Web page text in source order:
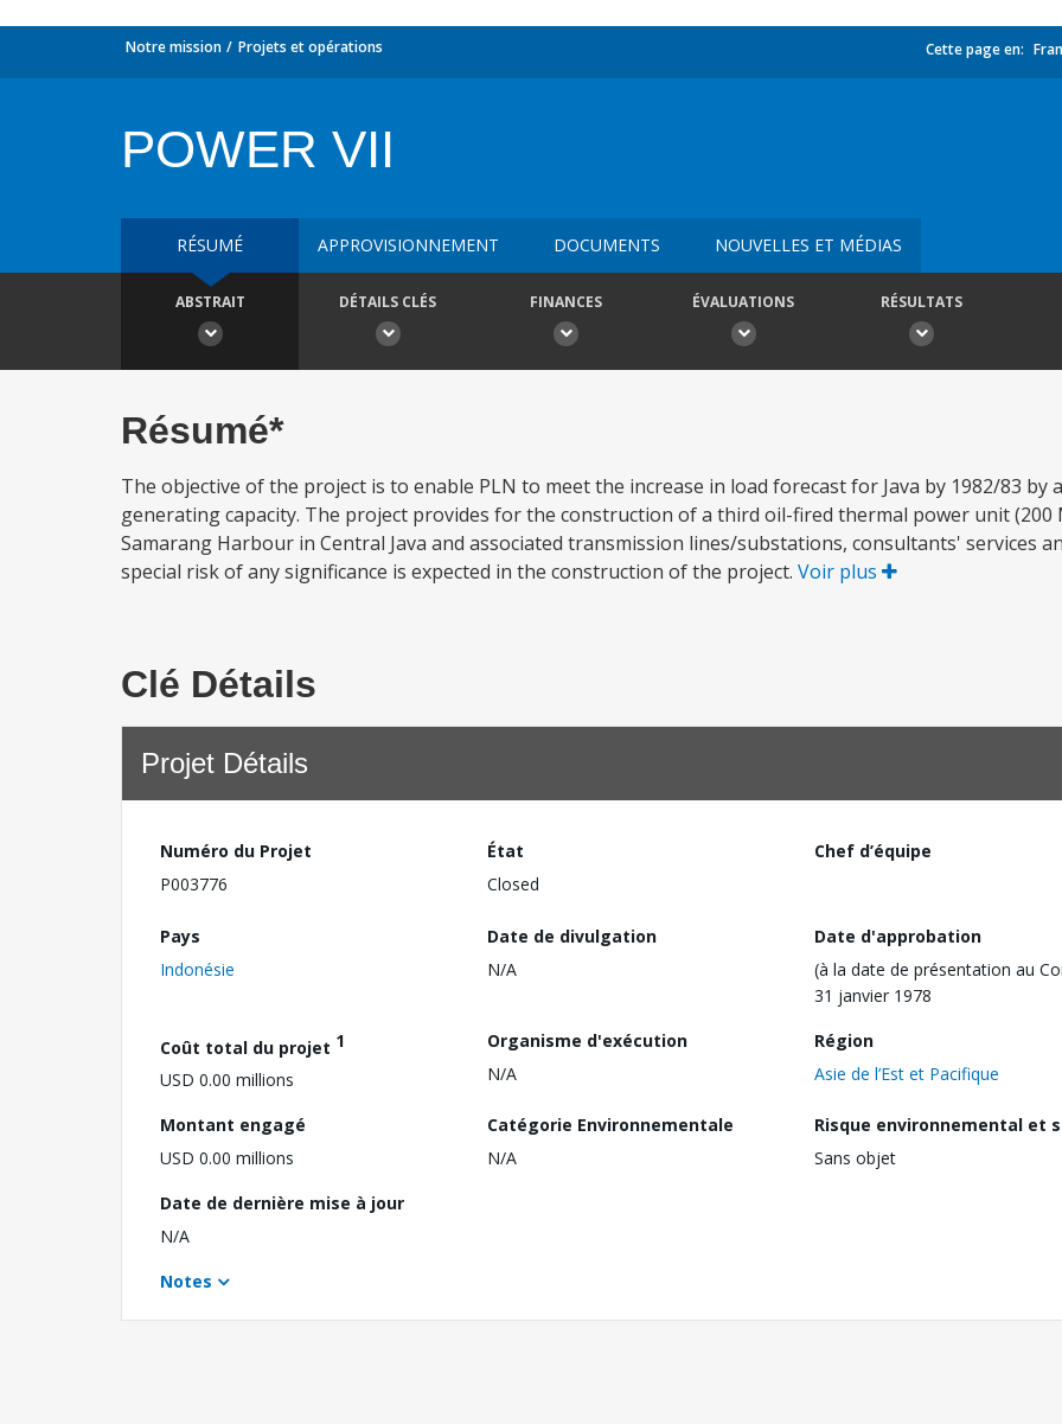
Notre mission Projets et opérations Cette page en:
POWER VII
RÉSUMÉ APPROVISIONNEMENT DOCUMENTS NOUVELLES ET MÉDIAS
ABSTRAIT DÉTAILS CLÉS FINANCES ÉVALUATIONS RÉSULTATS
Résumé*
The objective of the project is to enable PLN to meet the increase in load forecast for Java by 1982/83 by
generating capacity. The project provides for the construction of a third oil-fired thermal power unit (200
Samarang Harbour in Central Java and associated transmission lines/substations, consultants' services
special risk of any significance is expected in the construction of the project. Voir plus
Clé Détails
Projet Détails
Numéro du Projet
P003776
État
Closed
Chef d’équipe
Pays
Indonésie
Date de divulgation
N/A
Date d'approbation
(à la date de présentation au
31 janvier 1978
Coût total du projet 1
USD 0.00 millions
Organisme d'exécution
N/A
Région
Asie de l’Est et Pacifique
Montant engagé
USD 0.00 millions
Catégorie Environnementale
N/A
Risque environnemental et
Sans objet
Date de dernière mise à jour
N/A
Notes